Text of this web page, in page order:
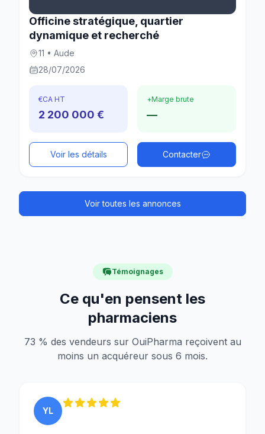
Officine stratégique, quartier
dynamique et recherché
11 • Aude
28/07/2026
€CA HT
2 200 000 €
+Marge brute
—
Voir les détails Contacter
Voir toutes les annonces
Témoignages
Ce qu'en pensent les
pharmaciens
73 % des vendeurs sur OuiPharma reçoivent au
moins un acquéreur sous 6 mois.
YL